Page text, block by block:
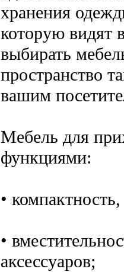
хранения
которую видят
выбирать
пространство
вашим
Мебель для
функциями:
•
•
аксессуаров;